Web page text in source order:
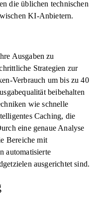
die üblichen technischen
KI-Anbietern.
Ausgaben zu
Strategien zur
Verbrauch um bis zu 40
beibehalten
wie schnelle
Caching, die
eine genaue Analyse
Bereiche mit
automatisierte
ausgerichtet sind.